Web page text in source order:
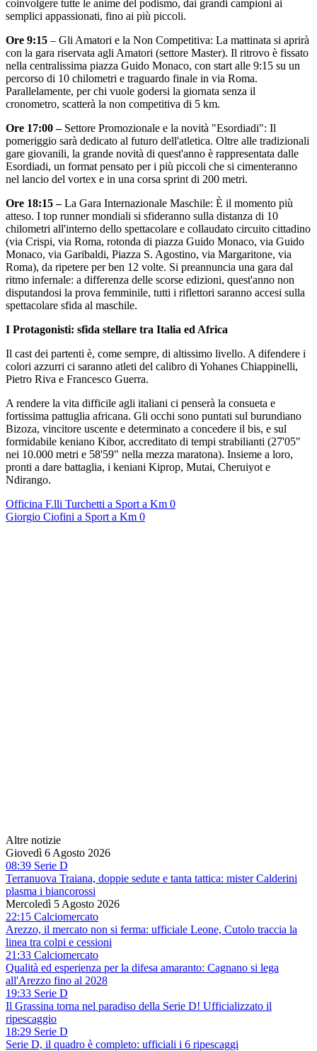
coinvolgere tutte le anime del podismo, dai grandi campioni ai
semplici appassionati, fino ai più piccoli.
Ore 9:15 – Gli Amatori e la Non Competitiva: La mattinata si aprirà
con la gara riservata agli Amatori (settore Master). Il ritrovo è fissato
nella centralissima piazza Guido Monaco, con start alle 9:15 su un
percorso di 10 chilometri e traguardo finale in via Roma.
Parallelamente, per chi vuole godersi la giornata senza il
cronometro, scatterà la non competitiva di 5 km.
Ore 17:00 –Settore Promozionale e la novità "Esordiadi": Il
pomeriggio sarà dedicato al futuro dell'atletica. Oltre alle tradizionali
gare giovanili, la grande novità di quest'anno è rappresentata dalle
Esordiadi, un format pensato per i più piccoli che si cimenteranno
nel lancio del vortex e in una corsa sprint di 200 metri.
Ore 18:15 –La Gara Internazionale Maschile: È il momento più
atteso. I top runner mondiali si sfideranno sulla distanza di 10
chilometri all'interno dello spettacolare e collaudato circuito cittadino
(via Crispi, via Roma, rotonda di piazza Guido Monaco, via Guido
Monaco, via Garibaldi, Piazza S. Agostino, via Margaritone, via
Roma), da ripetere per ben 12 volte. Si preannuncia una gara dal
ritmo infernale: a differenza delle scorse edizioni, quest'anno non
disputandosi la prova femminile, tutti i riflettori saranno accesi sulla
spettacolare sfida al maschile.
I Protagonisti: sfida stellare tra Italia ed Africa
Il cast dei partenti è, come sempre, di altissimo livello. A difendere i
colori azzurri ci saranno atleti del calibro di Yohanes Chiappinelli,
Pietro Riva e Francesco Guerra.
A rendere la vita difficile agli italiani ci penserà la consueta e
fortissima pattuglia africana. Gli occhi sono puntati sul burundiano
Bizoza, vincitore uscente e determinato a concedere il bis, e sul
formidabile keniano Kibor, accreditato di tempi strabilianti (27'05"
nei 10.000 metri e 58'59" nella mezza maratona). Insieme a loro,
pronti a dare battaglia, i keniani Kiprop, Mutai, Cheruiyot e
Ndirango.
Officina F.lli Turchetti a Sport a Km 0
Giorgio Ciofini a Sport a Km 0
Altre notizie
Giovedì 6 Agosto 2026
08:39 Serie D
Terranuova Traiana, doppie sedute e tanta tattica: mister Calderini
plasma i biancorossi
Mercoledì 5 Agosto 2026
22:15 Calciomercato
Arezzo, il mercato non si ferma: ufficiale Leone, Cutolo traccia la
linea tra colpi e cessioni
21:33 Calciomercato
Qualità ed esperienza per la difesa amaranto: Cagnano si lega
all'Arezzo fino al 2028
19:33 Serie D
Il Grassina torna nel paradiso della Serie D! Ufficializzato il
ripescaggio
18:29 Serie D
Serie D, il quadro è completo: ufficiali i 6 ripescaggi